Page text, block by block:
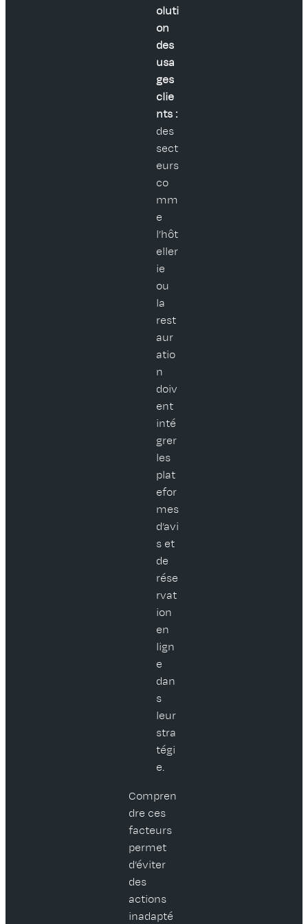
oluti
on
des
usa
ges
clie
nts :
des
sect
eurs
co
mm
e
l’hôt
eller
ie
ou
la
rest
aur
atio
n
doiv
ent
inté
grer
les
plat
efor
mes
d’avi
s et
de
rése
rvat
ion
en
lign
e
dan
s
leur
stra
tégi
e.
Compren
dre ces
facteurs
permet
d’éviter
des
actions
inadapté